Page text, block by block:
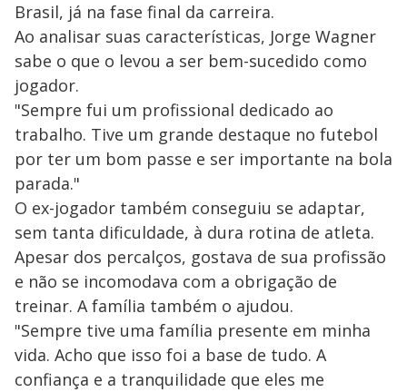
Brasil, já na fase final da carreira.
Ao analisar suas características, Jorge Wagner
sabe o que o levou a ser bem-sucedido como
jogador.
"Sempre fui um profissional dedicado ao
trabalho. Tive um grande destaque no futebol
por ter um bom passe e ser importante na bola
parada."
O ex-jogador também conseguiu se adaptar,
sem tanta dificuldade, à dura rotina de atleta.
Apesar dos percalços, gostava de sua profissão
e não se incomodava com a obrigação de
treinar. A família também o ajudou.
"Sempre tive uma família presente em minha
vida. Acho que isso foi a base de tudo. A
confiança e a tranquilidade que eles me